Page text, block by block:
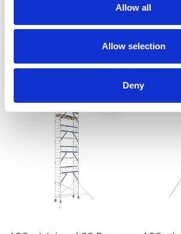
Allow all
Allow selection
Deny
Excl. Btw Excl. Btw